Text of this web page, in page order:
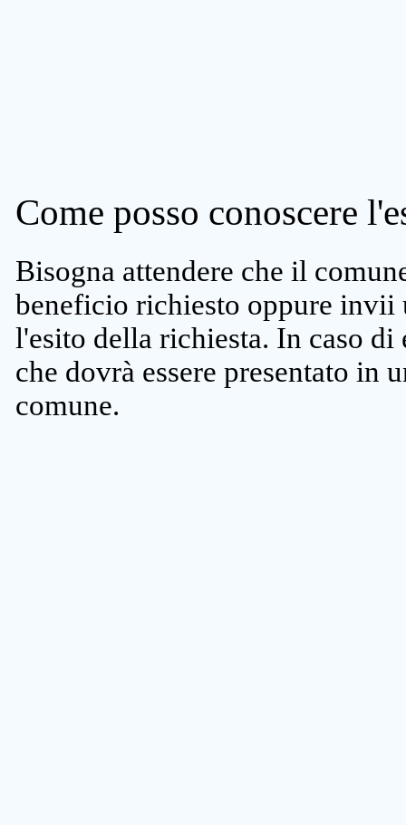
Come posso conoscere
Bisogna attendere che il
beneficio richiesto oppure invii
l'esito della richiesta. In caso
che dovrà essere presentato in
comune.